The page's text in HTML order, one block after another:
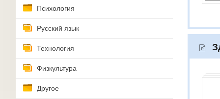
Психология
Русский язык
Технология
Физкультура
Другое